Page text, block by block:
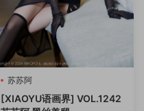
苏苏阿
[XIAOYU语画界] VOL.1242